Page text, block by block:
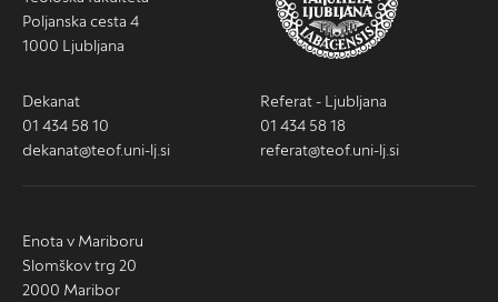
Poljanska cesta 4
1000 Ljubljana
Dekanat
01 434 58 10
dekanat@teof.uni-lj.si
Referat - Ljubljana
01 434 58 18
referat@teof.uni-lj.si
Enota v Mariboru
Slomškov trg 20
2000 Maribor